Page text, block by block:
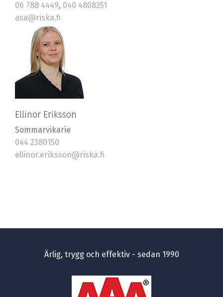
06 788 4449, 040 4808351
asa@riska.fi
Ellinor Eriksson
Sommarvikarie
044 2380150
ellinor.eriksson@riska.fi
Ärlig, trygg och effektiv - sedan 1990